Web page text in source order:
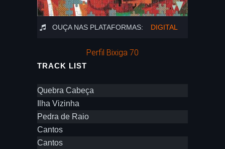
OUÇA NAS PLATAFORMAS: DIGITAL
Perfil Bixiga 70
TRACK LIST
Quebra Cabeça
Ilha Vizinha
Pedra de Raio
Cantos
Cantos